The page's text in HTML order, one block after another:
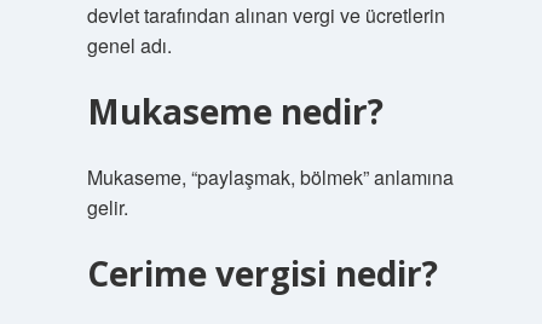
devlet tarafından alınan vergi ve ücretlerin
genel adı.
Mukaseme nedir?
Mukaseme, “paylaşmak, bölmek” anlamına
gelir.
Cerime vergisi nedir?